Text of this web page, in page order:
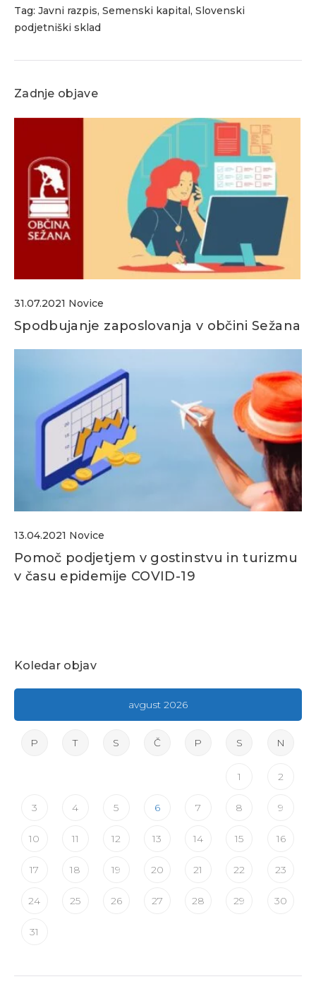
Tag: Javni razpis, Semenski kapital, Slovenski
podjetniški sklad
Zadnje objave
31.07.2021 Novice
Spodbujanje zaposlovanja v občini Sežana
13.04.2021 Novice
Pomoč podjetjem v gostinstvu in turizmu
v času epidemije COVID-19
Koledar objav
avgust 2026
P T S Č P S N
1 2
3 4 5 6 7 8 9
10 11 12 13 14 15 16
17 18 19 20 21 22 23
24 25 26 27 28 29 30
31